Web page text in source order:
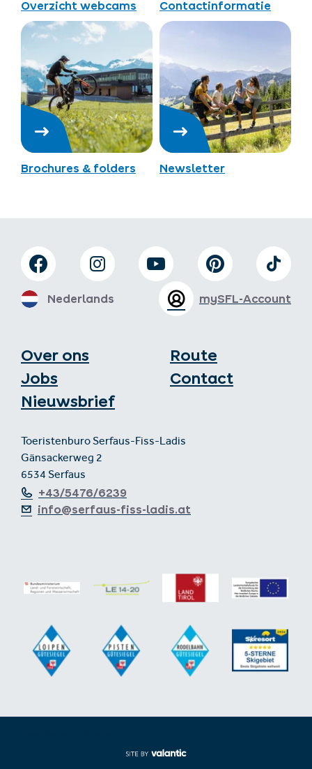
Overzicht webcams Contactinformatie
Brochures & folders Newsletter
Over ons
Jobs
Nieuwsbrief
Route
Contact
Toeristenburo Serfaus-Fiss-Ladis
Gänsackerweg 2
6534 Serfaus
+43/5476/6239
info@serfaus-fiss-ladis.at
mySFL-Account
Nederlands